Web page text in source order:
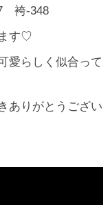
袴-348
す♡
愛らしく似合って
ありがとうござい